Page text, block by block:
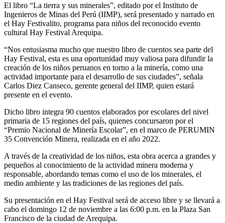
El libro “La tierra y sus minerales”, editado por el Instituto de
Ingenieros de Minas del Perú (IIMP), será presentado y narrado en
el Hay Festivalito, programa para niños del reconocido evento
cultural Hay Festival Arequipa.
“Nos entusiasma mucho que nuestro libro de cuentos sea parte del
Hay Festival, esta es una oportunidad muy valiosa para difundir la
creación de los niños peruanos en torno a la minería, como una
actividad importante para el desarrollo de sus ciudades”, señala
Carlos Diez Canseco, gerente general del IIMP, quien estará
presente en el evento.
Dicho libro integra 90 cuentos elaborados por escolares del nivel
primaria de 15 regiones del país, quienes concursaron por el
“Premio Nacional de Minería Escolar”, en el marco de PERUMIN
35 Convención Minera, realizada en el año 2022.
A través de la creatividad de los niños, esta obra acerca a grandes y
pequeños al conocimiento de la actividad minera moderna y
responsable, abordando temas como el uso de los minerales, el
medio ambiente y las tradiciones de las regiones del país.
Su presentación en el Hay Festival será de acceso libre y se llevará a
cabo el domingo 12 de noviembre a las 6:00 p.m. en la Plaza San
Francisco de la ciudad de Arequipa.